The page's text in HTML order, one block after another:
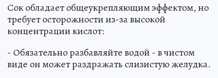
Сок обладает общеукрепляющим эффектом, но
требует осторожности из-за высокой
концентрации кислот:
- Обязательно разбавляйте водой - в чистом
виде он может раздражать слизистую желудка.